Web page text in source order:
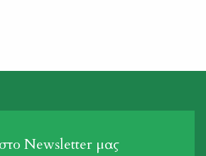
Newsletter μας